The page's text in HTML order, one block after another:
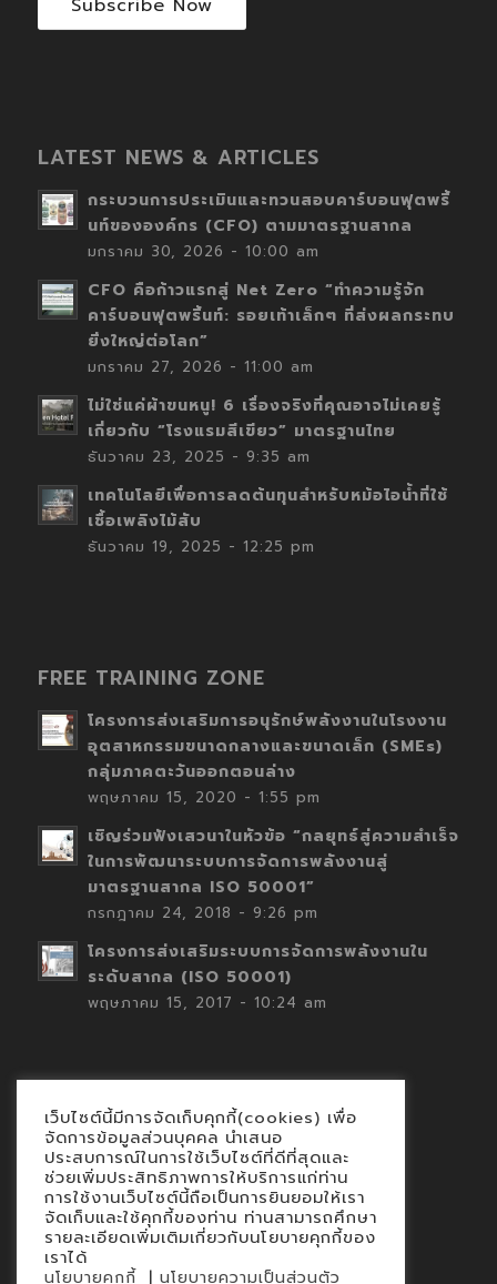
Subscribe Now
LATEST NEWS & ARTICLES
กระบวนการประเมินและทวนสอบคาร์บอนฟุตพริ้
นท์ขององค์กร (CFO) ตามมาตรฐานสากล
มกราคม 30, 2026 - 10:00 am
CFO คือก้าวแรกสู่ Net Zero “ทำความรู้จัก
คาร์บอนฟุตพริ้นท์: รอยเท้าเล็กๆ ที่ส่งผลกระทบ
ยิ่งใหญ่ต่อโลก”
มกราคม 27, 2026 - 11:00 am
ไม่ใช่แค่ผ้าขนหนู! 6 เรื่องจริงที่คุณอาจไม่เคยรู้
เกี่ยวกับ “โรงแรมสีเขียว” มาตรฐานไทย
ธันวาคม 23, 2025 - 9:35 am
เทคโนโลยีเพื่อการลดต้นทุนสำหรับหม้อไอน้ำที่ใช้
เชื้อเพลิงไม้สับ
ธันวาคม 19, 2025 - 12:25 pm
FREE TRAINING ZONE
โครงการส่งเสริมการอนุรักษ์พลังงานในโรงงาน
อุตสาหกรรมขนาดกลางและขนาดเล็ก (SMEs)
กลุ่มภาคตะวันออกตอนล่าง
พฤษภาคม 15, 2020 - 1:55 pm
เชิญร่วมฟังเสวนาในหัวข้อ “กลยุทธ์สู่ความสำเร็จ
ในการพัฒนาระบบการจัดการพลังงานสู่
มาตรฐานสากล ISO 50001”
กรกฎาคม 24, 2018 - 9:26 pm
โครงการส่งเสริมระบบการจัดการพลังงานใน
ระดับสากล (ISO 50001)
พฤษภาคม 15, 2017 - 10:24 am
Contact
นโยบายคุกกี้
นโยบายข้อมูลส่วนบุคคล
เว็บไซต์นี้มีการจัดเก็บคุกกี้(cookies) เพื่อ
จัดการข้อมูลส่วนบุคคล นำเสนอ
ประสบการณ์ในการใช้เว็บไซต์ที่ดีที่สุดและ
ช่วยเพิ่มประสิทธิภาพการให้บริการแก่ท่าน
การใช้งานเว็บไซต์นี้ถือเป็นการยินยอมให้เรา
จัดเก็บและใช้คุกกี้ของท่าน ท่านสามารถศึกษา
รายละเอียดเพิ่มเติมเกี่ยวกับนโยบายคุกกี้ของ
เราได้
นโยบายคุกกี้ | นโยบายความเป็นส่วนตัว